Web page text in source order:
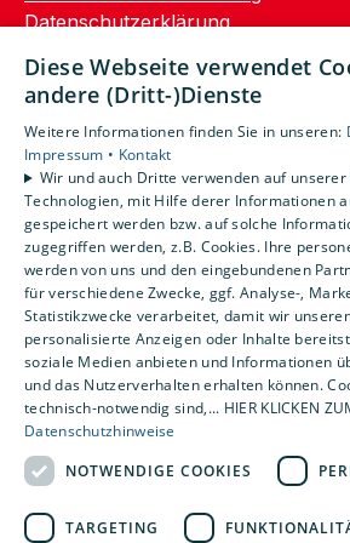
Datenschutzerklärung
Unsere Bereiche
Privatkunden
Gewerbekunden
Karriere
Unternehmen
Kontakt
Diese Webseite verwendet
andere (Dritt-)Dienste
Weitere Informationen finden Sie in unseren:
Impressum • Kontakt
Wir und auch Dritte verwenden auf unserer
Technologien, mit Hilfe derer Informationen
gespeichert werden bzw. auf solche
zugegriffen werden, z.B. Cookies. Ihre
werden von uns und den eingebundenen
für verschiedene Zwecke, ggf. Analyse-,
Statistikzwecke verarbeitet, damit wir
personalisierte Anzeigen oder Inhalte
soziale Medien anbieten und Informationen
und das Nutzerverhalten erhalten können.
technisch-notwendig sind,... HIER KLICKEN
Datenschutzhinweise
NOTWENDIGE COOKIES
TARGETING